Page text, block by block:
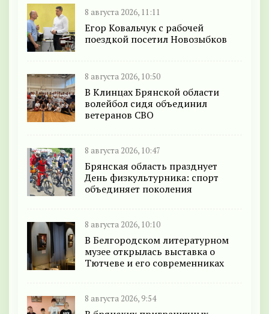
8 августа 2026, 11:11
Егор Ковальчук с рабочей
поездкой посетил Новозыбков
8 августа 2026, 10:50
В Клинцах Брянской области
волейбол сидя объединил
ветеранов СВО
8 августа 2026, 10:47
Брянская область празднует
День физкультурника: спорт
объединяет поколения
8 августа 2026, 10:10
В Белгородском литературном
музее открылась выставка о
Тютчеве и его современниках
8 августа 2026, 9:54